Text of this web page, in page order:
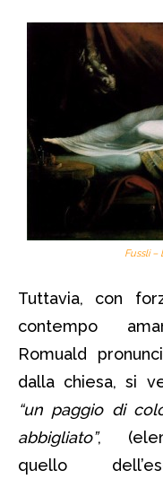
Fussli –
Tuttavia, con
contempo
Romuald
dalla chiesa, si
“un paggio di
abbigliato”,
quello